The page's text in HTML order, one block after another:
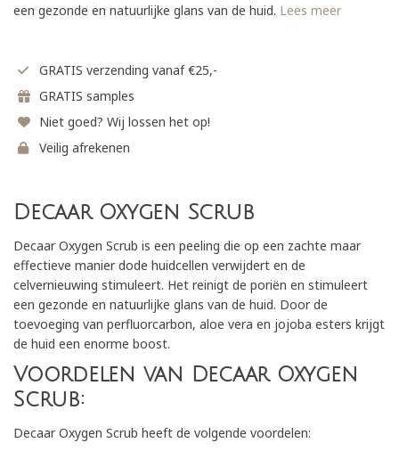
een gezonde en natuurlijke glans van de huid. Lees meer
GRATIS verzending vanaf €25,-
GRATIS samples
Niet goed? Wij lossen het op!
Veilig afrekenen
Decaar Oxygen Scrub
Decaar Oxygen Scrub is een peeling die op een zachte maar
effectieve manier dode huidcellen verwijdert en de
celvernieuwing stimuleert. Het reinigt de poriën en stimuleert
een gezonde en natuurlijke glans van de huid. Door de
toevoeging van perfluorcarbon, aloe vera en jojoba esters krijgt
de huid een enorme boost.
Voordelen van Decaar Oxygen
Scrub:
Decaar Oxygen Scrub heeft de volgende voordelen: